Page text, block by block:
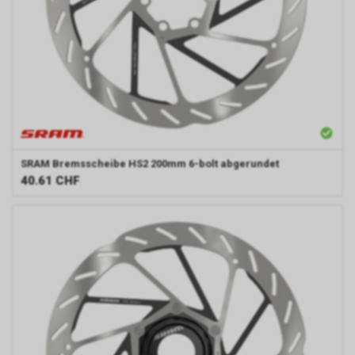
SRAM Bremsscheibe HS2 200mm 6-bolt abgerundet
40.61 CHF
Es handelt sich um Cookies
ohne eindeutigen Zweck oder
solche, die wir noch im
Klassifizierungsprozess sind.